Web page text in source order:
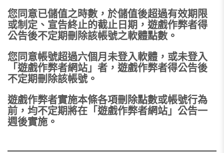
您同意已儲值之時數，於儲值後超過有效期限
或制定、宣告終止的截止日期，遊戲作弊者得
公告後不定期刪除該帳號之軟體點數。
您同意帳號超過六個月未登入軟體，或未登入
「遊戲作弊者網站」者，遊戲作弊者得公告後
不定期刪除該帳號。
遊戲作弊者實施本條各項刪除點數或帳號行為
前，均不定期將在「遊戲作弊者網站」公告一
週後實施。